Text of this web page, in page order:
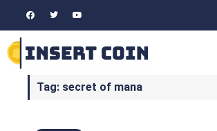
Tag: secret of mana